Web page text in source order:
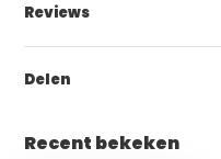
Reviews
Delen
Recent bekeken